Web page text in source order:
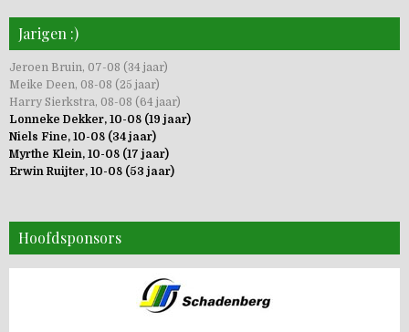
Jarigen :)
Jeroen Bruin, 07-08 (34 jaar)
Meike Deen, 08-08 (25 jaar)
Harry Sierkstra, 08-08 (64 jaar)
Lonneke Dekker, 10-08 (19 jaar)
Niels Fine, 10-08 (34 jaar)
Myrthe Klein, 10-08 (17 jaar)
Erwin Ruijter, 10-08 (53 jaar)
Hoofdsponsors